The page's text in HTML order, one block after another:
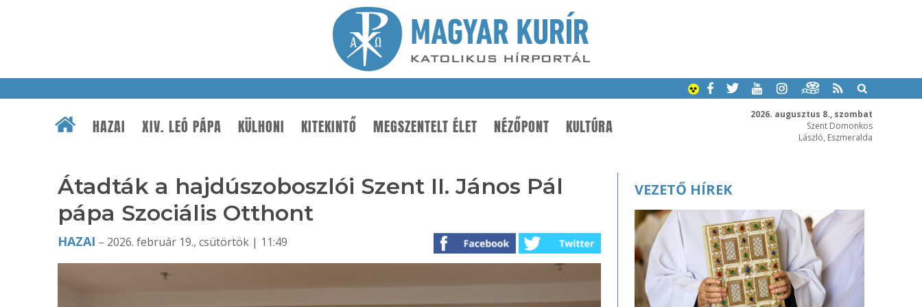
2026. augusztus 8., szombat
Szent Domonkos
László, Eszmeralda
HAZAI XIV. LEÓ PÁPA KÜLHONI KITEKINTŐ MEGSZENTELT ÉLET NÉZŐPONT KULTÚRA
Átadták a hajdúszoboszlói Szent II. János Pál
pápa Szociális Otthont
HAZAI – 2026. február 19., csütörtök | 11:49
VEZETŐ HÍREK